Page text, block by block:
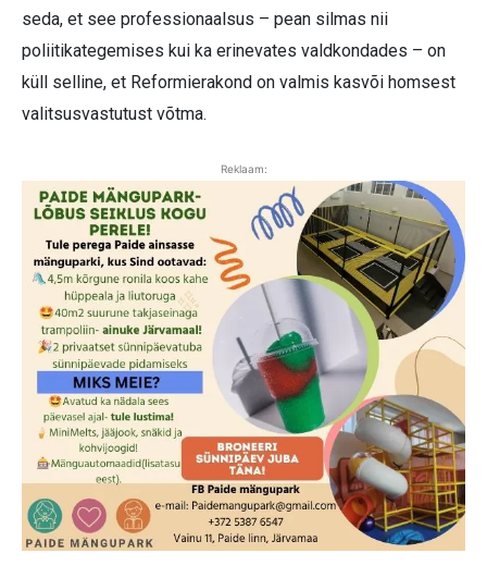
seda, et see professionaalsus – pean silmas nii
poliitikategemises kui ka erinevates valdkondades – on
küll selline, et Reformierakond on valmis kasvõi homsest
valitsusvastutust võtma.
Reklaam: